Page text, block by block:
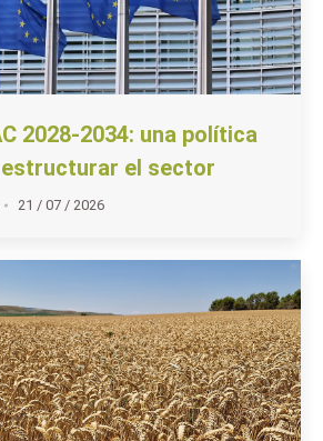
2028-2034: una política
el sector
21 / 07 / 2026